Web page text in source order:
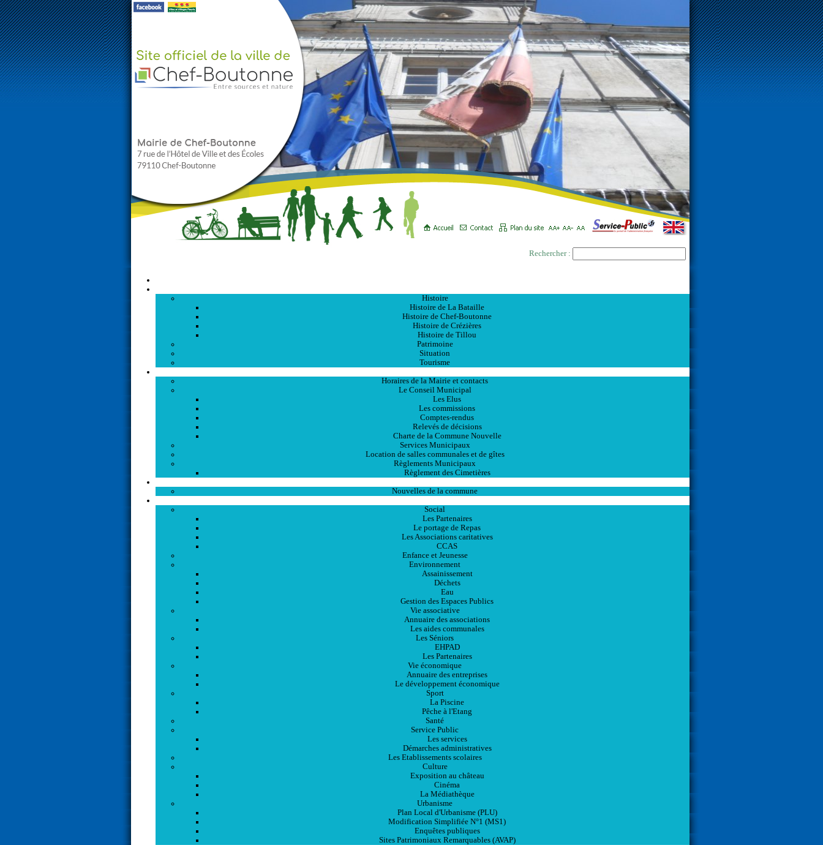
Rechercher :
Histoire
Histoire de La Bataille
Histoire de Chef-Boutonne
Histoire de Crézières
Histoire de Tillou
Patrimoine
Situation
Tourisme
Horaires de la Mairie et contacts
Le Conseil Municipal
Les Elus
Les commissions
Comptes-rendus
Relevés de décisions
Charte de la Commune Nouvelle
Services Municipaux
Location de salles communales et de gîtes
Règlements Municipaux
Règlement des Cimetières
Nouvelles de la commune
Social
Les Partenaires
Le portage de Repas
Les Associations caritatives
CCAS
Enfance et Jeunesse
Environnement
Assainissement
Déchets
Eau
Gestion des Espaces Publics
Vie associative
Annuaire des associations
Les aides communales
Les Séniors
EHPAD
Les Partenaires
Vie économique
Annuaire des entreprises
Le développement économique
Sport
La Piscine
Pêche à l'Etang
Santé
Service Public
Les services
Démarches administratives
Les Etablissements scolaires
Culture
Exposition au château
Cinéma
La Médiathèque
Urbanisme
Plan Local d'Urbanisme (PLU)
Modification Simplifiée N°1 (MS1)
Enquêtes publiques
Sites Patrimoniaux Remarquables (AVAP)